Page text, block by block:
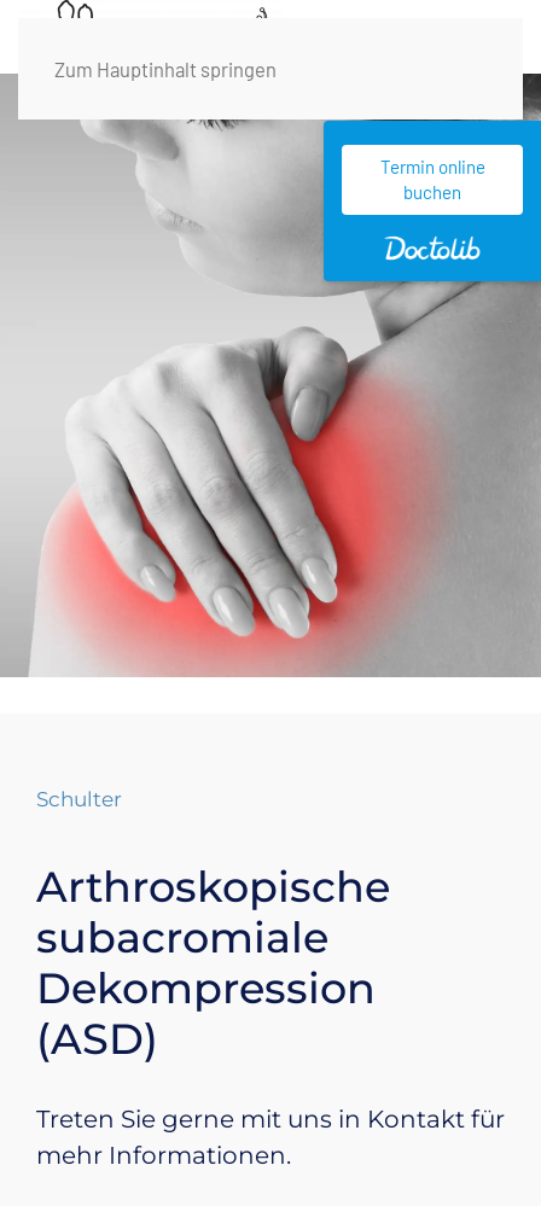
Termin online
buchen
Zum Hauptinhalt springen
Schulter
Arthroskopische
subacromiale
Dekompression
(ASD)
Treten Sie gerne mit uns in Kontakt für
mehr Informationen.